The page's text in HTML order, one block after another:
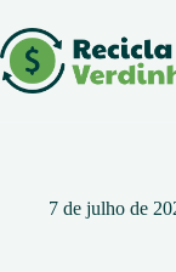
para
o
conteúdo
7 de julho de